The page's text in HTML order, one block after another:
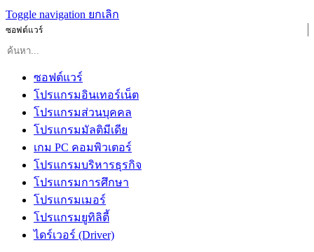
Toggle navigation ยกเลิก
ซอฟต์แวร์
ซอฟต์แวร์
โปรแกรมอินเทอร์เน็ต
โปรแกรมส่วนบุคคล
โปรแกรมมัลติมีเดีย
เกม PC คอมพิวเตอร์
โปรแกรมบริหารธุรกิจ
โปรแกรมการศึกษา
โปรแกรมเมอร์
โปรแกรมยูทิลิตี้
ไดร์เวอร์ (Driver)